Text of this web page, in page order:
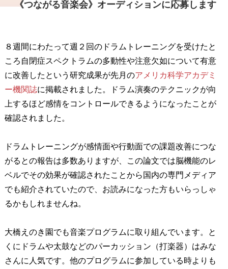
《つながる音楽会》オーディションに応募します
８週間にわたって週２回のドラムトレーニングを受けたと
ころ自閉症スペクトラムの多動性や注意欠如について有意
に改善したという研究成果が先月のアメリカ科学アカデミ
ー機関誌に掲載されました。ドラム演奏のテクニックが向
上するほど感情をコントロールできるようになったことが
確認されました。
ドラムトレーニングが感情面や行動面での課題改善につな
がるとの報告は多数ありますが、この論文では脳機能のレ
ベルでその効果が確認されたことから国内の専門メディア
でも紹介されていたので、お読みになった方もいらっしゃ
るかもしれませんね。
大橋えのき園でも音楽プログラムに取り組んでいます。と
くにドラムや太鼓などのパーカッション（打楽器）はみな
さんに人気です。他のプログラムに参加している時よりも